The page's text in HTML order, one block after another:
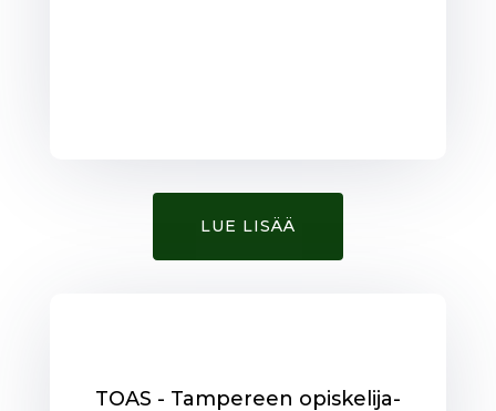
LUE LISÄÄ
TOAS - Tampereen opiskelija-